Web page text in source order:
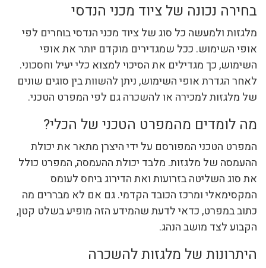
בחירה נכונה של ציוד מכני הנדסי
מלגזות ולמעשה כל סוג של ציוד מכני הנדסי בוחרים לפי
אופי השימוש. ככל שמגדירים מוקדם יותר את אופי
השימוש, כך מגדילים את הסיכוי למצוא כלי יעיל וחסכוני.
לאחר הגדרת אופי השימוש, ניתן להשוות בין סוגים שונים
של מלגזות למכירה או להשכרה גם לפי המפרט הטכני.
מה לומדים מהמפרט הטכני של הכלי?
המפרט הטכני המפורסם על ידי היצרן מתאר את יכולת
ההעמסה של מלגזות. מלבד יכולת ההעמסה, המפרט כולל
את סוג השליטה בזרועות ואת הדירוג ביחס לעומס
המקסימאלי ומרכז הכובד הקדמי. גם אם לא מבררים מה
כתוב במפרט, כדאי לדעת שהמידע הזה מופיע בשלט קטן,
הקבוע לצד מושב הנהג.
היתרונות של מלגזות להשכרה